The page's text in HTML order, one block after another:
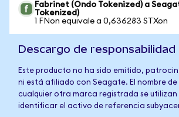
Fabrinet (Ondo Tokenized) a
Tokenized)
1 FNon equivale a 0,636283 STXon
Descargo de responsabilidad
Este producto no ha sido emitido,
ni está afiliado con Seagate. El nombre de
cualquier otra marca registrada se
identificar el activo de referencia